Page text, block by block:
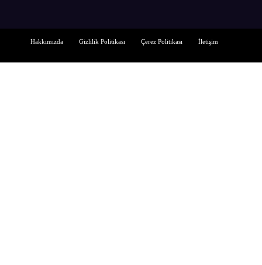
Hakkımızda Gizlilik Politikası Çerez Politikası İletişim